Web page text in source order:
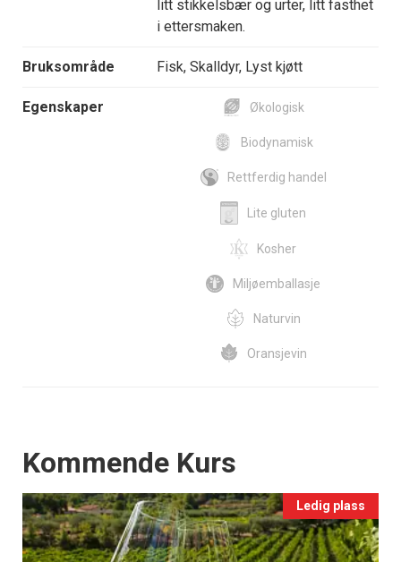
litt stikkelsbær og urter, litt fasthet
i ettersmaken.
Bruksområde Fisk, Skalldyr, Lyst kjøtt
Egenskaper Økologisk
Biodynamisk
Rettferdig handel
Lite gluten
Kosher
Miljøemballasje
Naturvin
Oransjevin
Events
Kommende Kurs
Ledig plass